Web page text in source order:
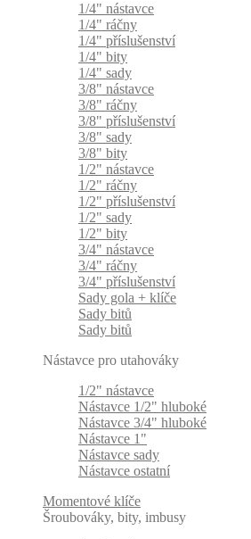
1/4" nástavce
1/4" ráčny
1/4" příslušenství
1/4" bity
1/4" sady
3/8" nástavce
3/8" ráčny
3/8" příslušenství
3/8" sady
3/8" bity
1/2" nástavce
1/2" ráčny
1/2" příslušenství
1/2" sady
1/2" bity
3/4" nástavce
3/4" ráčny
3/4" příslušenství
Sady gola + klíče
Sady bitů
Sady bitů
Nástavce pro utahováky
1/2" nástavce
Nástavce 1/2" hluboké
Nástavce 3/4" hluboké
Nástavce 1"
Nástavce sady
Nástavce ostatní
Momentové klíče
Šroubováky, bity, imbusy